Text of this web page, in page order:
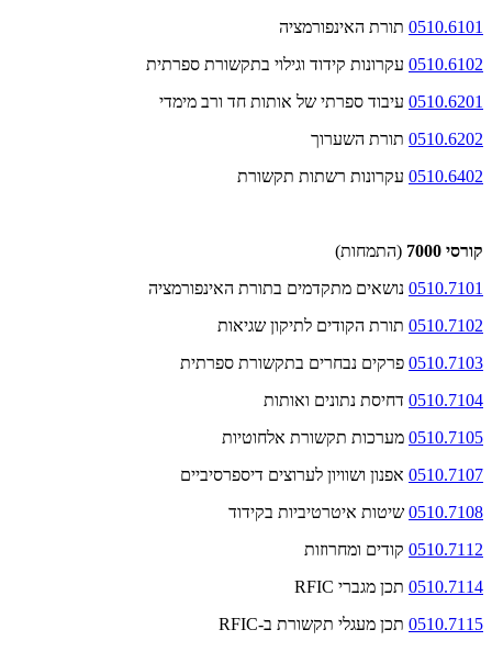
0510.6101 תורת האינפורמציה
0510.6102 עקרונות קידוד וגילוי בתקשורת ספרתית
0510.6201 עיבוד ספרתי של אותות חד ורב מימדי
0510.6202 תורת השערוך
0510.6402 עקרונות רשתות תקשורת
קורסי 7000
(התמחות)
0510.7101 נושאים מתקדמים בתורת האינפורמציה
0510.7102 תורת הקודים לתיקון שגיאות
0510.7103 פרקים נבחרים בתקשורת ספרתית
0510.7104 דחיסת נתונים ואותות
0510.7105 מערכות תקשורת אלחוטיות
0510.7107 אפנון ושוויון לערוצים דיספרסיביים
0510.7108 שיטות איטרטיביות בקידוד
0510.7112 קודים ומחרוזות
0510.7114 תכן מגברי RFIC
0510.7115 תכן מעגלי תקשורת ב-RFIC